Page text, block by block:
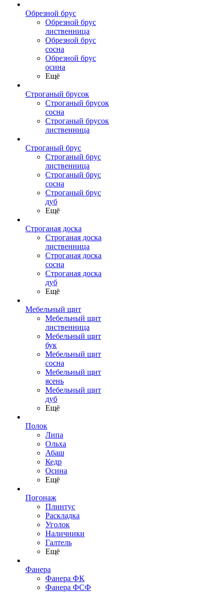
Обрезной брус
Обрезной брус
лиственница
Обрезной брус
сосна
Обрезной брус
осина
Ещё
Строганый брусок
Строганый брусок
сосна
Строганый брусок
лиственница
Строганый брус
Строганый брус
лиственница
Строганый брус
сосна
Строганый брус
дуб
Ещё
Строганая доска
Строганая доска
лиственница
Строганая доска
сосна
Строганая доска
дуб
Ещё
Мебельный щит
Мебельный щит
лиственница
Мебельный щит
бук
Мебельный щит
сосна
Мебельный щит
ясень
Мебельный щит
дуб
Ещё
Полок
Липа
Ольха
Абаш
Кедр
Осина
Ещё
Погонаж
Плинтус
Раскладка
Уголок
Наличники
Галтель
Ещё
Фанера
Фанера ФК
Фанера ФСФ